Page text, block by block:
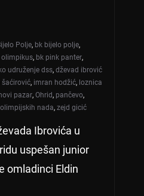
Polje, bk bijelo polje,
olimpikus, bk pink panter,
udruženje dss, dževad ibrović
šaćirović, imran hodžić, loznica
pazar, Ohrid, pančevo,
nada, zejd gicić
Ibrovića u
uspešan junior
omladinci Eldin